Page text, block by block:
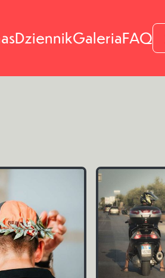
DziennikGaleriaFAQ